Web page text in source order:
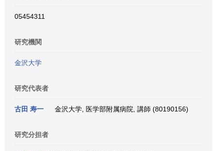
05454311
研究機関
金沢大学
研究代表者
古田 寿一 金沢大学, 医学部附属病院, 講師 (80190156)
研究分担者